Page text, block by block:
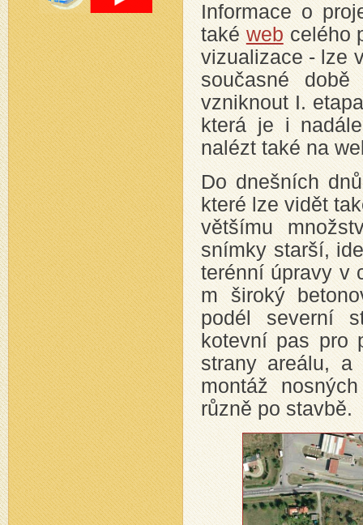
Informace o
takéwebcelého
vizualizace - lze
současné
vzniknout I.
která je i
nalézt také na
Do dnešních
které lze vidět
většímu
snímky starší,
terénní úpravy v
m široký
podél severní
kotevní pas pro
strany areálu, a
montáž
různě po stavbě.